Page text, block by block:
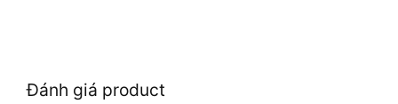
Đánh giá product